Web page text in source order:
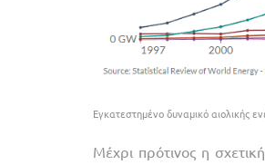
Εγκατεστημένο δυναμικό αιολικής
Μέχρι πρότινος η